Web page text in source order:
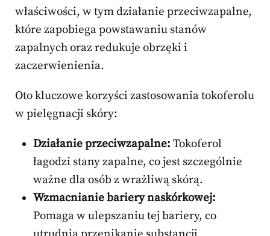
właściwości, w tym działanie przeciwzapalne,
które zapobiega powstawaniu stanów
zapalnych oraz redukuje obrzęki i
zaczerwienienia.
Oto kluczowe korzyści zastosowania tokoferolu
w pielęgnacji skóry:
Działanie przeciwzapalne: Tokoferol
łagodzi stany zapalne, co jest szczególnie
ważne dla osób z wrażliwą skórą.
Wzmacnianie bariery naskórkowej:
Pomaga w ulepszaniu tej bariery, co